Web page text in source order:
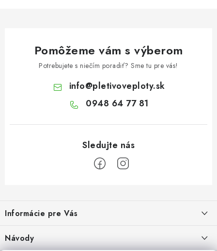
Pomôžeme vám s výberom
Potrebujete s niečím poradiť? Sme tu pre vás!
info@pletivoveploty.sk
0948 64 77 81
p
ä
t
Informácie pre Vás
Návody